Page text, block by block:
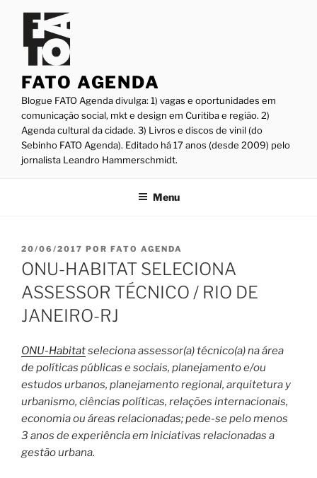
conteúdo
FATO AGENDA
Blogue FATO Agenda divulga: 1) vagas e oportunidades em
comunicação social, mkt e design em Curitiba e região. 2)
Agenda cultural da cidade. 3) Livros e discos de vinil (do
Sebinho FATO Agenda). Editado há 17 anos (desde 2009) pelo
jornalista Leandro Hammerschmidt.
Menu
PUBLICADO
EM
20/06/2017 POR FATO AGENDA
ONU-HABITAT SELECIONA
ASSESSOR TÉCNICO / RIO DE
JANEIRO-RJ
ONU-Habitatseleciona assessor(a) técnico(a) na área
de políticas públicas e sociais, planejamento e/ou
estudos urbanos, planejamento regional, arquitetura y
urbanismo, ciências políticas, relações internacionais,
economia ou áreas relacionadas; pede-se pelo menos
3 anos de experiência em iniciativas relacionadas a
gestão urbana.